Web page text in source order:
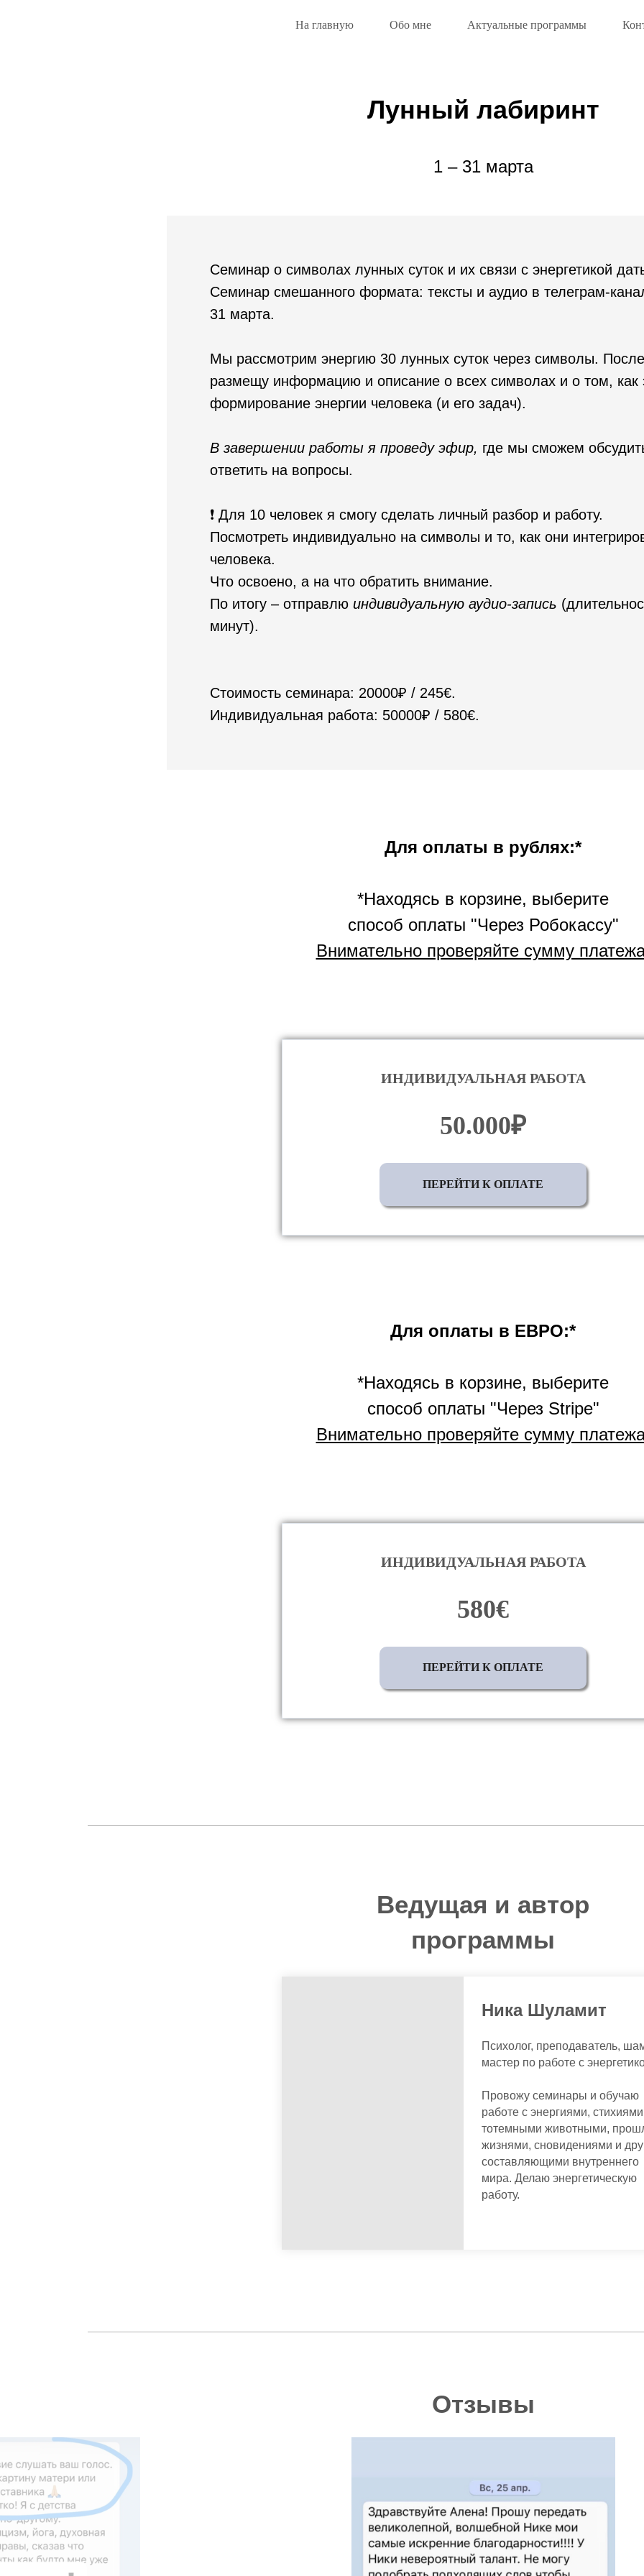
На главную Обо мне Актуальные программы
Лунный лабиринт
1 – 31 марта
Семинар о символах лунных суток и их связи с энергетикой
Семинар смешанного формата: тексты и аудио в телеграм-
31 марта.
Мы рассмотрим энергию 30 лунных суток через символы.
размещу информацию и описание о всех символах и о том, как
формирование энергии человека (и его задач).
В завершении работы я проведу эфир, где мы сможем
ответить на вопросы.
❗️ Для 10 человек я смогу сделать личный разбор и работу.
Посмотреть индивидуально на символы и то, как они
человека.
Что освоено, а на что обратить внимание.
По итогу – отправлю индивидуальную аудио-запись
минут).
Стоимость семинара: 20000₽ / 245€.
Индивидуальная работа: 50000₽ / 580€.
Для оплаты в рублях:*
*Находясь в корзине, выберите
способ оплаты "Через Робокассу"
Внимательно проверяйте сумму
ИНДИВИДУАЛЬНАЯ РАБОТА
50.000₽
ПЕРЕЙТИ К ОПЛАТЕ
Для оплаты в ЕВРО:*
*Находясь в корзине, выберите
способ оплаты "Через Stripe"
Внимательно проверяйте сумму
ИНДИВИДУАЛЬНАЯ РАБОТА
580€
ПЕРЕЙТИ К ОПЛАТЕ
Ведущая и автор
программы
Ника Шуламит
Психолог, преподаватель,
мастер по работе с
Провожу семинары и обучаю
работе с энергиями,
тотемными животными,
жизнями, сновидениями и
составляющими внутреннего
мира. Делаю энергетическую
работу.
Отзывы